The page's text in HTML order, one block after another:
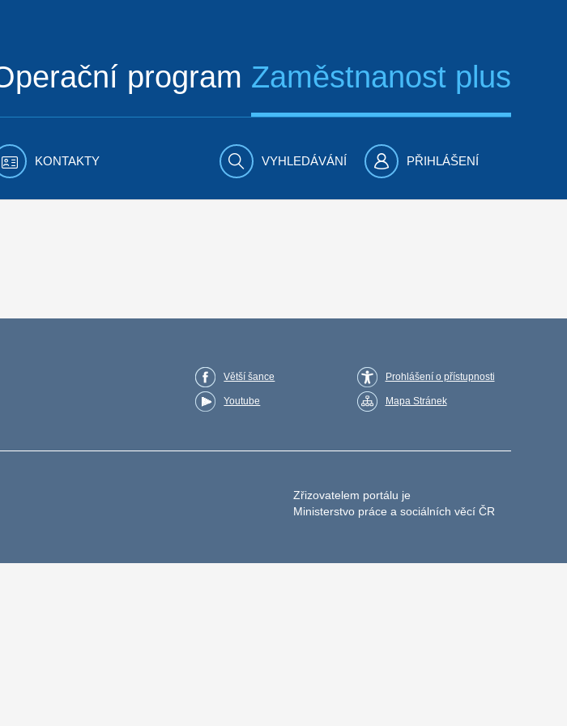
program Zaměstnanost plus
KONTAKTY VYHLEDÁVÁNÍ PŘIHLÁŠENÍ
Větší šance
Youtube
Prohlášení o přístupnosti
Mapa Stránek
Zřizovatelem portálu je
Ministerstvo práce a sociálních věcí ČR